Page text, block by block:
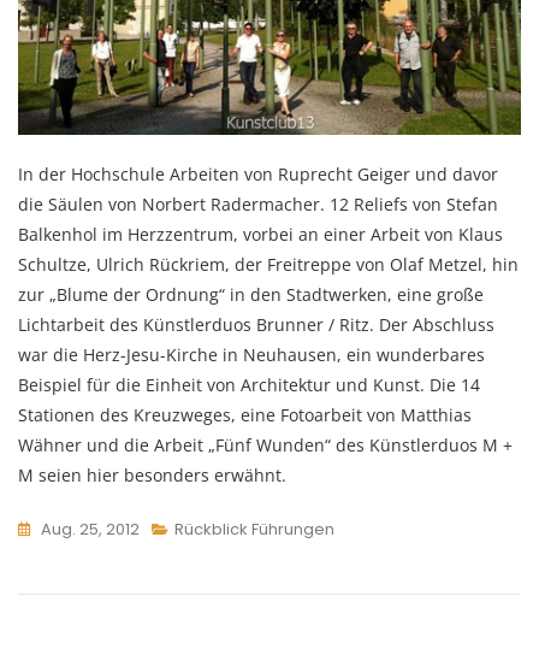
In der Hochschule Arbeiten von Ruprecht Geiger und davor
die Säulen von Norbert Radermacher. 12 Reliefs von Stefan
Balkenhol im Herzzentrum, vorbei an einer Arbeit von Klaus
Schultze, Ulrich Rückriem, der Freitreppe von Olaf Metzel, hin
zur „Blume der Ordnung“ in den Stadtwerken, eine große
Lichtarbeit des Künstlerduos Brunner / Ritz. Der Abschluss
war die Herz-Jesu-Kirche in Neuhausen, ein wunderbares
Beispiel für die Einheit von Architektur und Kunst. Die 14
Stationen des Kreuzweges, eine Fotoarbeit von Matthias
Wähner und die Arbeit „Fünf Wunden“ des Künstlerduos M +
M seien hier besonders erwähnt.
Aug. 25, 2012 Rückblick Führungen